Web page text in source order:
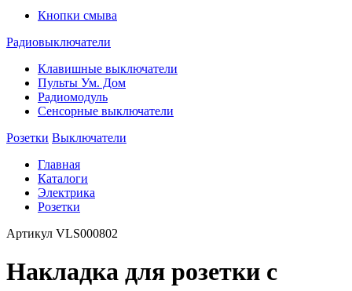
Кнопки смыва
Радиовыключатели
Клавишные выключатели
Пульты Ум. Дом
Радиомодуль
Сенсорные выключатели
Розетки Выключатели
Главная
Каталоги
Электрика
Розетки
Артикул VLS000802
Накладка для розетки с